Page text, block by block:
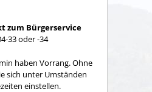
zum Bürgerservice
33 oder -34
haben Vorrang. Ohne
sich unter Umständen
einstellen.